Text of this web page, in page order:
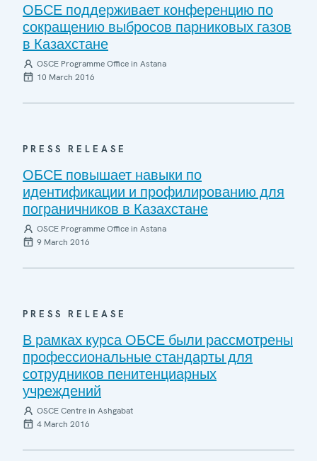
ОБСЕ поддерживает конференцию по
сокращению выбросов парниковых газов
в Казахстане
OSCE Programme Office in Astana
10 March 2016
PRESS RELEASE
ОБСЕ повышает навыки по
идентификации и профилированию для
пограничников в Казахстане
OSCE Programme Office in Astana
9 March 2016
PRESS RELEASE
В рамках курса ОБСЕ были рассмотрены
профессиональные стандарты для
сотрудников пенитенциарных
учреждений
OSCE Centre in Ashgabat
4 March 2016